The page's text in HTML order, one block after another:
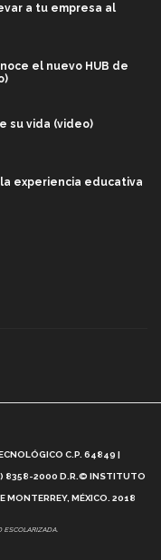
a tu empresa al
el nuevo HUB de
su vida (video)
experiencia educativa
Tec? (video)
Artificial, Paola
C.P. 64849 |
8358-2000 D.R.© INSTITUTO
MONTERREY, MÉXICO. 2018
ESCOLARIZADA.